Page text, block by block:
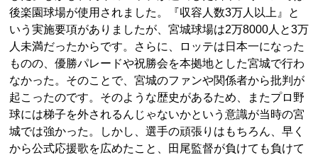
後楽園球場が使用されました。『収容人数3万人以上』と
いう実施要項がありましたが、宮城球場は2万8000人と3万
人未満だったからです。さらに、ロッテは日本一になった
ものの、優勝パレードや祝勝会を本拠地とした宮城で行わ
なかった。そのことで、宮城のファンや関係者から批判が
起こったのです。そのような歴史があるため、またプロ野
球には梯子を外されるんじゃないかという意識が当時の宮
城では強かった。しかし、選手の頑張りはもちろん、早く
から公式応援歌を広めたこと、田尾監督が負けても負けて